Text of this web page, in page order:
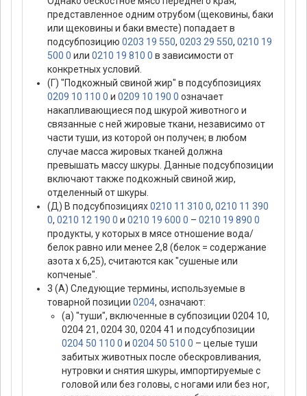
представленное одним отрубом (щековины, баки
или щековины и баки вместе) попадает в
подсубпозицию 0203 19 550, 0203 29 550, 0210 19
500 0 или 0210 19 810 0 в зависимости от
конкретных условий.
(Г) "Подкожный свиной жир" в подсубпозициях
0209 10 110 0 и 0209 10 190 0 означает
накапливающиеся под шкурой животного и
связанные с ней жировые ткани, независимо от
части туши, из которой он получен; в любом
случае масса жировых тканей должна
превышать массу шкуры. Данные подсубпозиции
включают также подкожный свиной жир,
отделенный от шкуры.
(Д) В подсубпозициях0210 11 310 0, 0210 11 390
0, 0210 12 190 0 и 0210 19 600 0 – 0210 19 890 0
продукты, у которых в мясе отношение вода/
белок равно или менее 2,8 (белок = содержание
азота х 6,25), считаются как "сушеные или
копченые".
3 (А) Следующие термины, используемые в
товарной позиции 0204, означают:
(а) "туши", включенные в субпозиции 0204 10,
0204 21, 0204 30, 0204 41 и подсубпозиции
0204 50 110 0 и 0204 50 510 0 – целые туши
забитых животных после обескровливания,
нутровки и снятия шкуры, импортируемые с
головой или без головы, с ногами или без ног,